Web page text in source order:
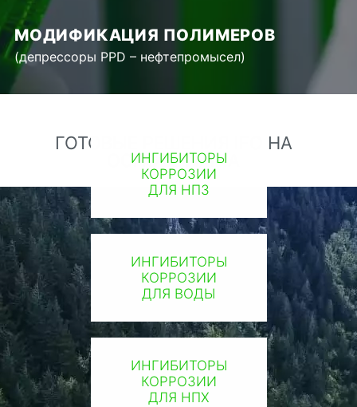
МОДИФИКАЦИЯ ПОЛИМЕРОВ
(депрессоры PPD – нефтепромысел)
ГОТОВЫЕ РЕШЕНИЯ IFO НА
ОСНОВЕ NМПА
ИНГИБИТОРЫ
КОРРОЗИИ
ДЛЯ НПЗ
ИНГИБИТОРЫ
КОРРОЗИИ
ДЛЯ ВОДЫ
ИНГИБИТОРЫ
КОРРОЗИИ
ДЛЯ НПХ